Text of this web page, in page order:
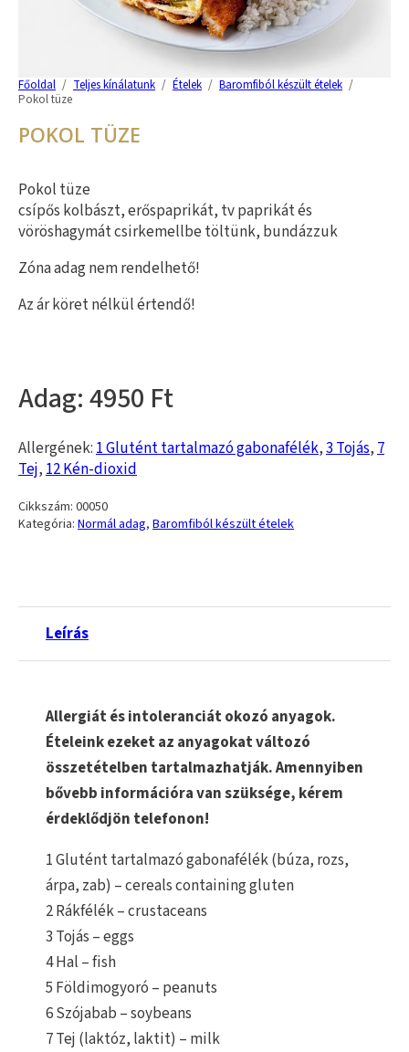
Főoldal / Teljes kínálatunk / Ételek / Baromfiból készült ételek /
Pokol tüze
POKOL TÜZE
Pokol tüze
csípős kolbászt, erőspaprikát, tv paprikát és
vöröshagymát csirkemellbe töltünk, bundázzuk
Zóna adag nem rendelhető!
Az ár köret nélkül értendő!
4950
Allergének:1 Glutént tartalmazó gabonafélék,3 Tojás,7
Tej,12 Kén-dioxid
Cikkszám: 00050
Kategória: Normál adag, Baromfiból készült ételek
Leírás
Allergiát és intoleranciát okozó anyagok.
Ételeink ezeket az anyagokat változó
összetételben tartalmazhatják. Amennyiben
bővebb információra van szüksége, kérem
érdeklődjön telefonon!
1 Glutént tartalmazó gabonafélék (búza, rozs,
árpa, zab) – cereals containing gluten
2 Rákfélék – crustaceans
3 Tojás – eggs
4 Hal – fish
5 Földimogyoró – peanuts
6 Szójabab – soybeans
7 Tej (laktóz, laktit) – milk